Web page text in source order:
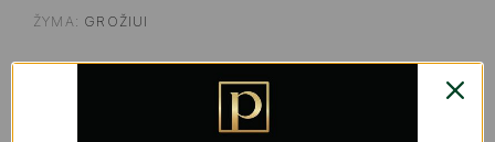
ŽYMA: GROŽIUI